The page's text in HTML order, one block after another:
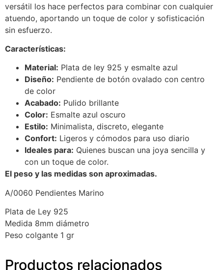
versátil los hace perfectos para combinar con cualquier
atuendo, aportando un toque de color y sofisticación
sin esfuerzo.
Características:
Material: Plata de ley 925 y esmalte azul
Diseño: Pendiente de botón ovalado con centro
de color
Acabado: Pulido brillante
Color: Esmalte azul oscuro
Estilo: Minimalista, discreto, elegante
Confort: Ligeros y cómodos para uso diario
Ideales para: Quienes buscan una joya sencilla y
con un toque de color.
El peso y las medidas son aproximadas.
A/0060 Pendientes Marino
Plata de Ley 925
Medida 8mm diámetro
Peso colgante 1 gr
Productos relacionados